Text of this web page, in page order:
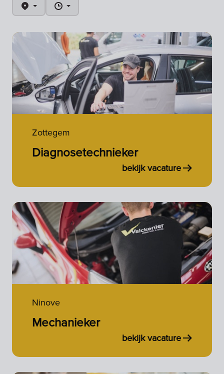
Zottegem
Diagnosetechnieker
bekijk vacature
Ninove
Mechanieker
bekijk vacature